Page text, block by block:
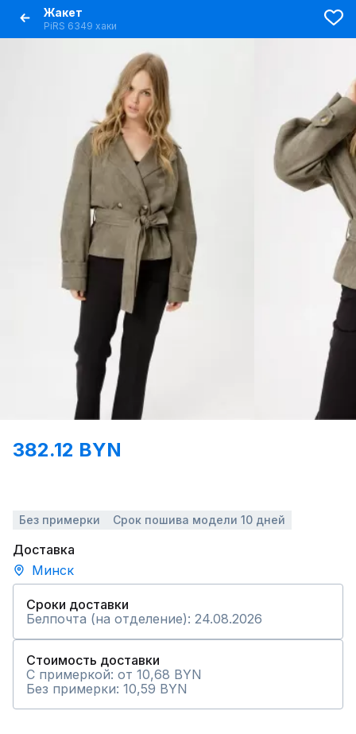
Жакет
PiRS 6349 хаки
382.12 BYN
Без примерки Срок пошива модели 10 дней
Доставка
Минск
Сроки доставки
Белпочта (на отделение): 24.08.2026
Стоимость доставки
С примеркой: от 10,68 BYN
Без примерки: 10,59 BYN